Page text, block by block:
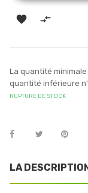
 
La quantité
quantité inférieure
RUPTURE DE STOCK
LA